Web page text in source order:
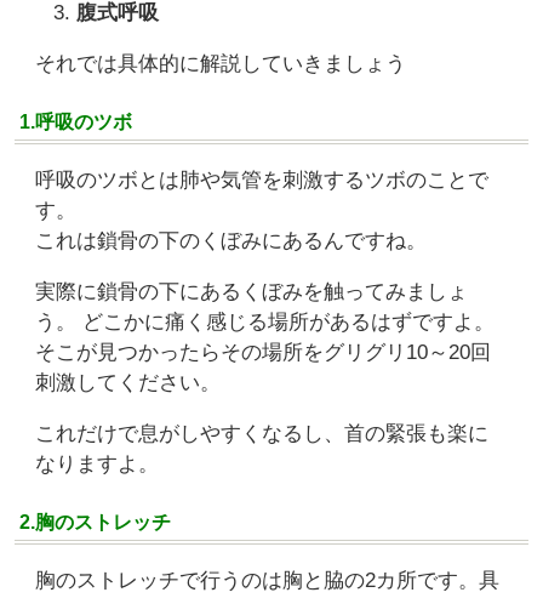
腹式呼吸
それでは具体的に解説していきましょう
1.呼吸のツボ
呼吸のツボとは肺や気管を刺激するツボのことで
す。
これは鎖骨の下のくぼみにあるんですね。
実際に鎖骨の下にあるくぼみを触ってみましょ
う。 どこかに痛く感じる場所があるはずですよ。
そこが見つかったらその場所をグリグリ10～20回
刺激してください。
これだけで息がしやすくなるし、首の緊張も楽に
なりますよ。
2.胸のストレッチ
胸のストレッチで行うのは胸と脇の2カ所です。具